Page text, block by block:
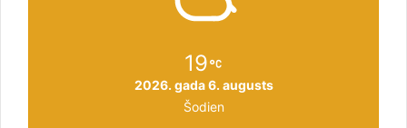
19
2026. gada 6. augusts
Šodien